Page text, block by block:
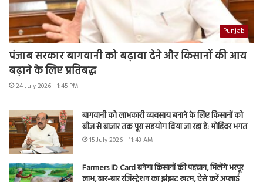
Punjab
पंजाब सरकार बागवानी को बढ़ावा देने और किसानों की आय
बढ़ाने के लिए प्रतिबद्ध
24 July 2026 - 1:45 PM
बागवानी को लाभकारी व्यवसाय बनाने के लिए किसानों को
बीज से बाजार तक पूरा सहयोग दिया जा रहा है: मोहिंदर भगत
15 July 2026 - 11:43 AM
Farmers ID Card बनेगा किसानों की पहचान, मिलेंगे भरपूर
लाभ, बार-बार रजिस्ट्रेशन का झंझट खत्म, ऐसे करें अप्लाई